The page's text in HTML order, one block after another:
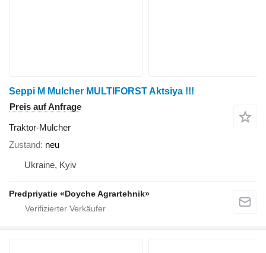
Seppi M Mulcher MULTIFORST Aktsiya !!!
Preis auf Anfrage
Traktor-Mulcher
Zustand neu
Ukraine, Kyiv
Predpriyatie «Doyche Agrartehnik»